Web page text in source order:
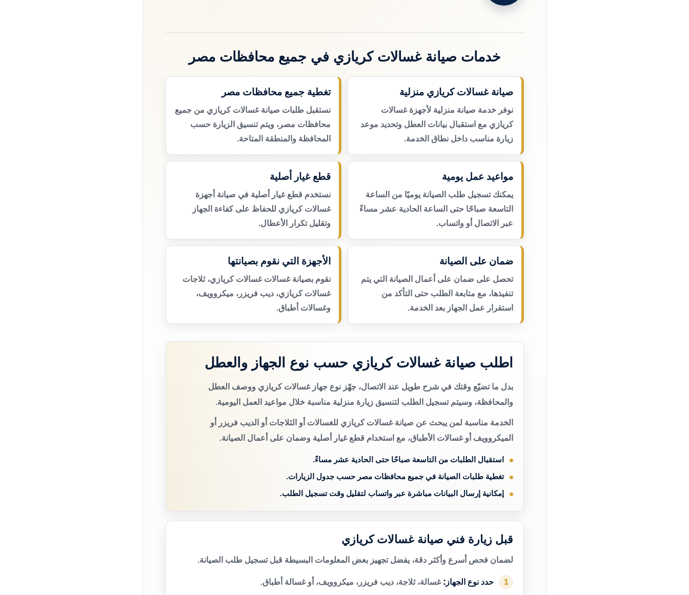
خدمات صيانة غسالات كريازي في جميع محافظات مصر
صيانة غسالات كريازي منزلية
نوفر خدمة صيانة منزلية لأجهزة غسالات
كريازي مع استقبال بيانات العطل وتحديد موعد
زيارة مناسب داخل نطاق الخدمة.
تغطية جميع محافظات مصر
نستقبل طلبات صيانة غسالات كريازي من جميع
محافظات مصر، ويتم تنسيق الزيارة حسب
المحافظة والمنطقة المتاحة.
مواعيد عمل يومية
يمكنك تسجيل طلب الصيانة يوميًا من الساعة
التاسعة صباحًا حتى الساعة الحادية عشر مساءً
عبر الاتصال أو واتساب.
قطع غيار أصلية
نستخدم قطع غيار أصلية في صيانة أجهزة
غسالات كريازي للحفاظ على كفاءة الجهاز
وتقليل تكرار الأعطال.
ضمان على الصيانة
تحصل على ضمان على أعمال الصيانة التي يتم
تنفيذها، مع متابعة الطلب حتى التأكد من
استقرار عمل الجهاز بعد الخدمة.
الأجهزة التي نقوم بصيانتها
نقوم بصيانة غسالات غسالات كريازي، ثلاجات
غسالات كريازي، ديب فريزر، ميكروويف،
وغسالات أطباق.
اطلب صيانة غسالات كريازي حسب نوع الجهاز والعطل
بدل ما تضيّع وقتك في شرح طويل عند الاتصال، جهّز نوع جهاز غسالات كريازي ووصف العطل
والمحافظة، وسيتم تسجيل الطلب لتنسيق زيارة منزلية مناسبة خلال مواعيد العمل اليومية.
الخدمة مناسبة لمن يبحث عن صيانة غسالات كريازي للغسالات أو الثلاجات أو الديب فريزر أو
الميكروويف أو غسالات الأطباق، مع استخدام قطع غيار أصلية وضمان على أعمال الصيانة.
استقبال الطلبات من التاسعة صباحًا حتى الحادية عشر مساءً.
تغطية طلبات الصيانة في جميع محافظات مصر حسب جدول الزيارات.
إمكانية إرسال البيانات مباشرة عبر واتساب لتقليل وقت تسجيل الطلب.
قبل زيارة فني صيانة غسالات كريازي
لضمان فحص أسرع وأكثر دقة، يفضل تجهيز بعض المعلومات البسيطة قبل تسجيل طلب الصيانة.
1 حدد نوع الجهاز: غسالة، ثلاجة، ديب فريزر، ميكروويف، أو غسالة أطباق.